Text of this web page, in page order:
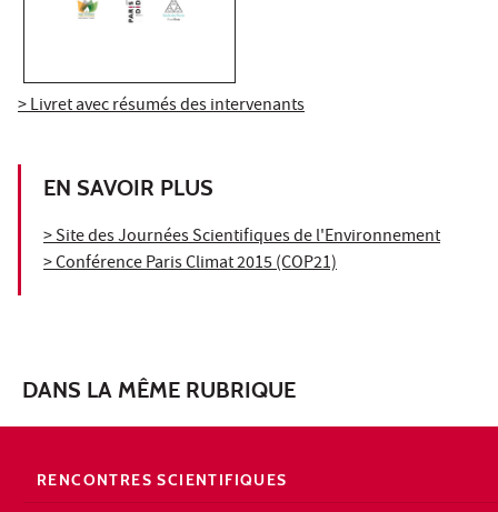
> Livret avec résumés des intervenants
EN SAVOIR PLUS
> Site des Journées Scientifiques de l'Environnement
> Conférence Paris Climat 2015 (COP21)
DANS LA MÊME RUBRIQUE
RENCONTRES SCIENTIFIQUES